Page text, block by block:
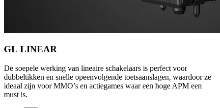
GL LINEAR
De soepele werking van lineaire schakelaars is perfect voor
dubbeltikken en snelle opeenvolgende toetsaanslagen, waardoor ze
ideaal zijn voor MMO’s en actiegames waar een hoge APM een
must is.